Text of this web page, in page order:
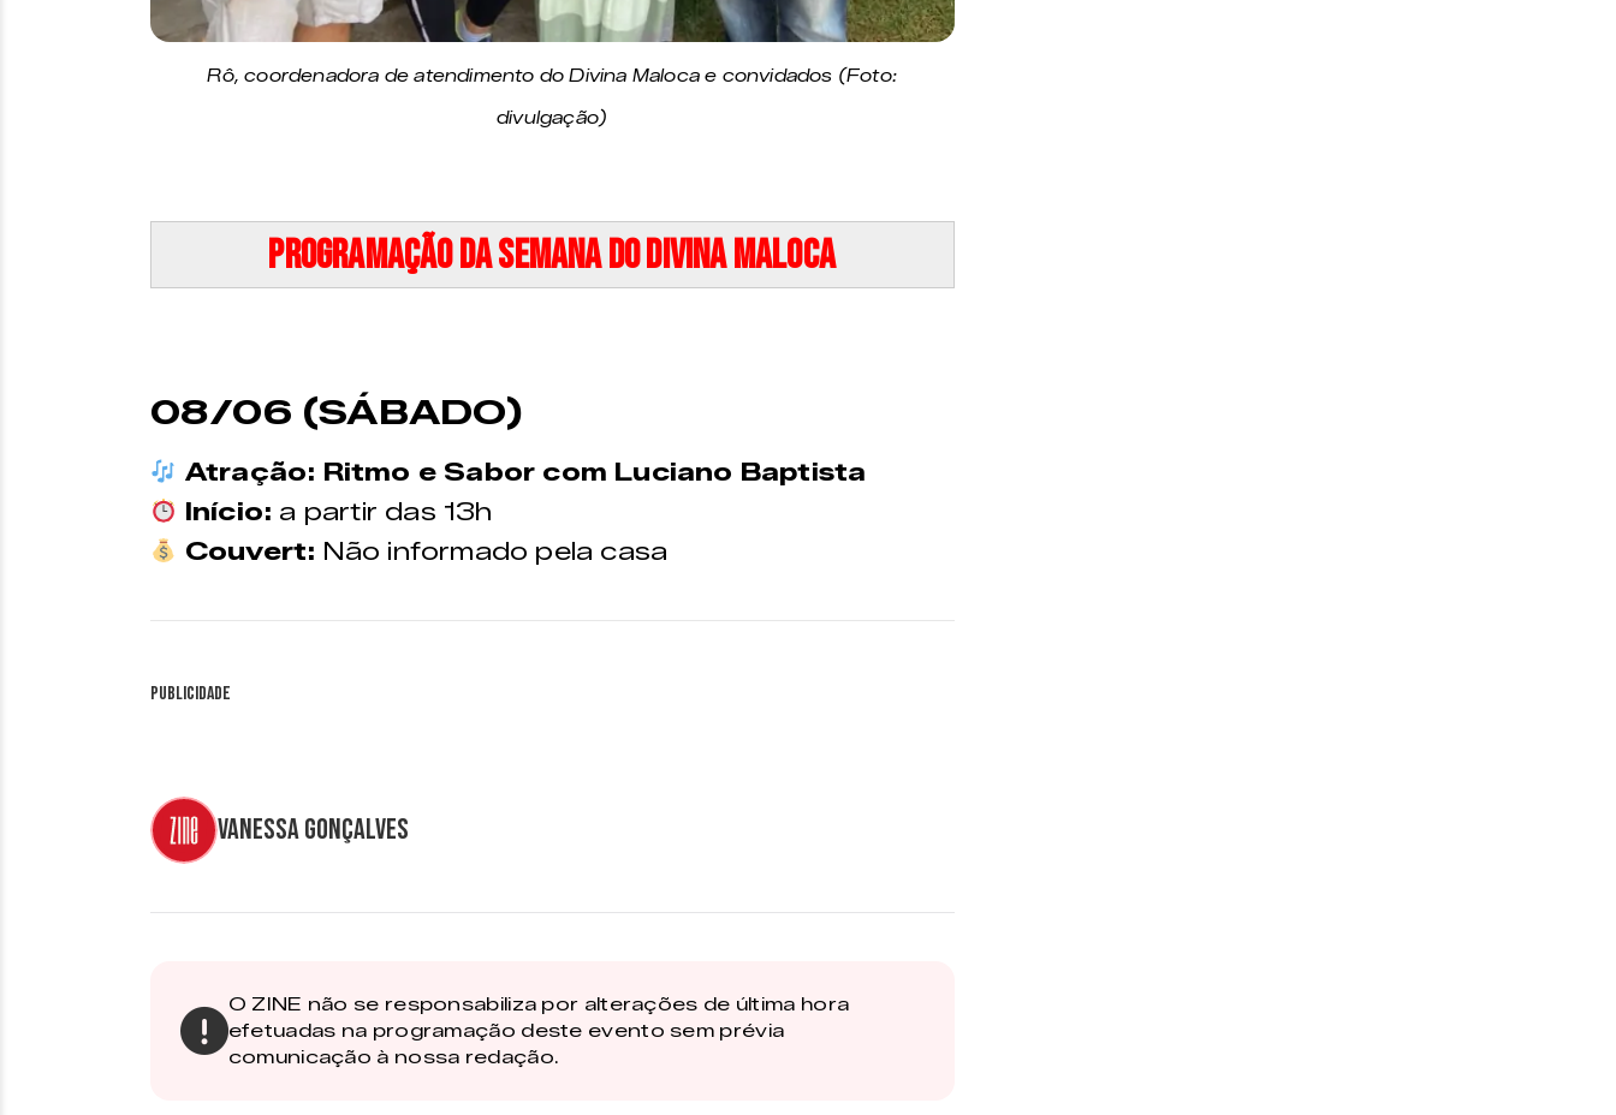
Rô, coordenadora de atendimento do Divina Maloca e convidados (Foto:
divulgação)
Programação da semana do Divina Maloca
08/06 (SÁBADO)
Atração: Ritmo e Sabor com Luciano Baptista
Início: a partir das 13h
Couvert: Não informado pela casa
Publicidade
Vanessa Gonçalves
O ZINE não se responsabiliza por alterações de última hora
efetuadas na programação deste evento sem prévia
comunicação à nossa redação.